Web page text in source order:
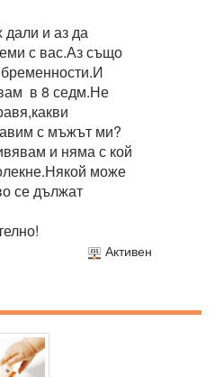
дали и аз да
с вас.Аз също
в 8 седм.Не
с мъжът ми?
и няма с кой
може
се дължат
Активен